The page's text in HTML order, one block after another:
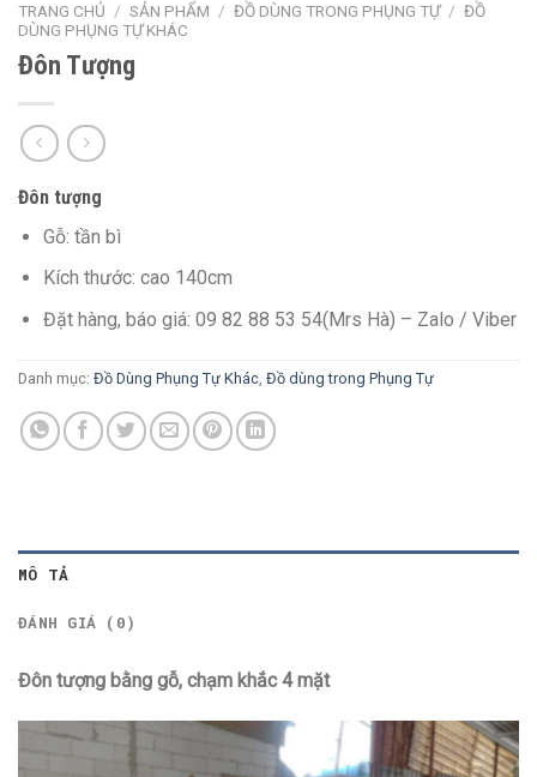
TRANG CHỦ / SẢN PHẨM / ĐỒ DÙNG TRONG PHỤNG TỰ / ĐỒ
DÙNG PHỤNG TỰ KHÁC
Đôn Tượng
Đôn tượng
Gỗ: tần bì
Kích thước: cao 140cm
Đặt hàng, báo giá: 09 82 88 53 54(Mrs Hà) – Zalo / Viber
Danh mục: Đồ Dùng Phụng Tự Khác Đồ dùng trong Phụng Tự
MÔ TẢ
ĐÁNH GIÁ (0)
Đôn tượng bằng gỗ, chạm khắc 4 mặt